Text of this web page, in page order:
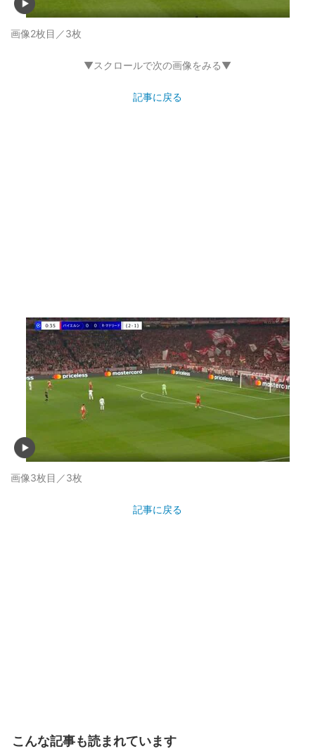
画像2枚目／3枚
▼スクロールで次の画像をみる▼
記事に戻る
画像3枚目／3枚
記事に戻る
こんな記事も読まれています